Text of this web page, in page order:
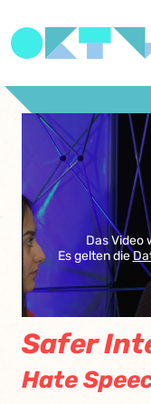
Das Video
Es gelten die
Safer
Hate